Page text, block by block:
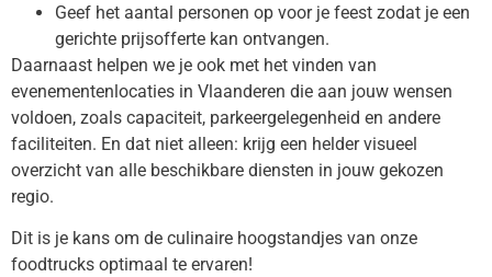
Geef het aantal personen op voor je feest zodat je een
gerichte prijsofferte kan ontvangen.
Daarnaast helpen we je ook met het vinden van
evenementenlocaties in Vlaanderen die aan jouw wensen
voldoen, zoals capaciteit, parkeergelegenheid en andere
faciliteiten. En dat niet alleen: krijg een helder visueel
overzicht van alle beschikbare diensten in jouw gekozen
regio.
Dit is je kans om de culinaire hoogstandjes van onze
foodtrucks optimaal te ervaren!